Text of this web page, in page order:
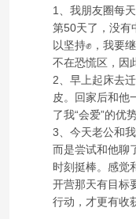
1、我朋友圈每
第50天了，没有
以坚持✊，我要
不在恐慌区，因
2、早上起床去
皮。回家后和他
了我“会爱”的优势
3、今天老公和
而是尝试和他聊
时刻挺棒。感觉
开营那天有目标
行动，才更有收